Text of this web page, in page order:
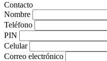
Contacto
Nombre
Teléfono
PIN
Celular
Correo electrónico